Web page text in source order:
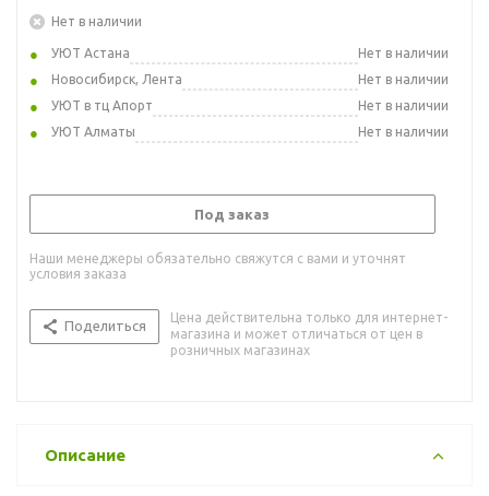
Нет в наличии
УЮТ Астана
Нет в наличии
Новосибирск, Лента
Нет в наличии
УЮТ в тц Апорт
Нет в наличии
УЮТ Алматы
Нет в наличии
Под заказ
Наши менеджеры обязательно свяжутся с вами и уточнят
условия заказа
Поделиться
Цена действительна только для интернет-
магазина и может отличаться от цен в
розничных магазинах
Описание